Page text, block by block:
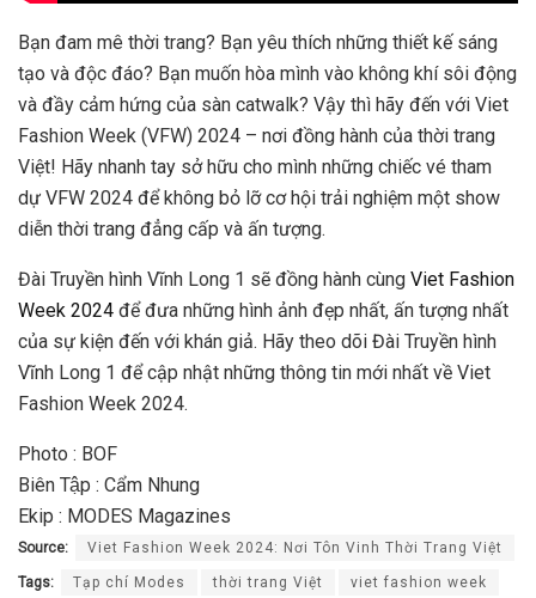
Bạn đam mê thời trang? Bạn yêu thích những thiết kế sáng
tạo và độc đáo? Bạn muốn hòa mình vào không khí sôi động
và đầy cảm hứng của sàn catwalk? Vậy thì hãy đến với Viet
Fashion Week (VFW) 2024 – nơi đồng hành của thời trang
Việt! Hãy nhanh tay sở hữu cho mình những chiếc vé tham
dự VFW 2024 để không bỏ lỡ cơ hội trải nghiệm một show
diễn thời trang đẳng cấp và ấn tượng.
Đài Truyền hình Vĩnh Long 1 sẽ đồng hành cùng Viet Fashion
Week 2024 để đưa những hình ảnh đẹp nhất, ấn tượng nhất
của sự kiện đến với khán giả. Hãy theo dõi Đài Truyền hình
Vĩnh Long 1 để cập nhật những thông tin mới nhất về Viet
Fashion Week 2024.
Photo : BOF
Biên Tập : Cẩm Nhung
Ekip : MODES Magazines
Source: Viet Fashion Week 2024: Nơi Tôn Vinh Thời Trang Việt
Tags: Tạp chí Modes thời trang Việt viet fashion week